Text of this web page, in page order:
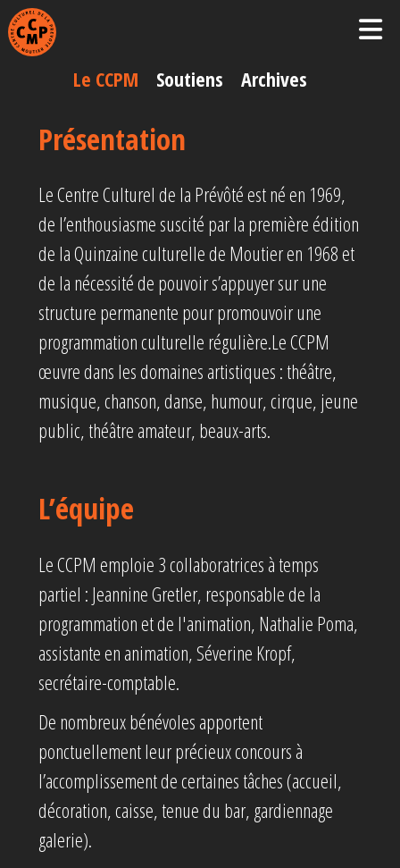
Le CCPM Soutiens Archives
Présentation
Le Centre Culturel de la Prévôté est né en 1969,
de l’enthousiasme suscité par la première édition
de la Quinzaine culturelle de Moutier en 1968 et
de la nécessité de pouvoir s’appuyer sur une
structure permanente pour promouvoir une
programmation culturelle régulière.Le CCPM
œuvre dans les domaines artistiques : théâtre,
musique, chanson, danse, humour, cirque, jeune
public, théâtre amateur, beaux-arts.
L’équipe
Le CCPM emploie 3 collaboratrices à temps
partiel : Jeannine Gretler, responsable de la
programmation et de l'animation, Nathalie Poma,
assistante en animation, Séverine Kropf,
secrétaire-comptable.
De nombreux bénévoles apportent
ponctuellement leur précieux concours à
l’accomplissement de certaines tâches (accueil,
décoration, caisse, tenue du bar, gardiennage
galerie).